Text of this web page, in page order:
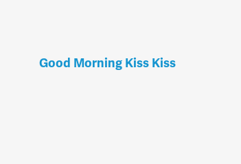
Good Morning Kiss Kiss